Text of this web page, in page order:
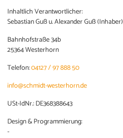
Kurz & Günstig
Kurz- und Urlaubsreisen
Mehrtagesfahrten
Tagesfahrten
Deutschland
Schweden
Holland
so läuft´s
Unser Fuhrpark
Busanmietung
Gutscheine
Inhaltlich Verantwortlicher:
Sebastian Guß u. Alexander Guß (Inhaber)
Bahnhofstraße 34b
25364 Westerhorn
Telefon:04127 / 97 888 50
info@schmidt-westerhorn.de
USt-IdNr.: DE368388643
Design & Programmierung:
-